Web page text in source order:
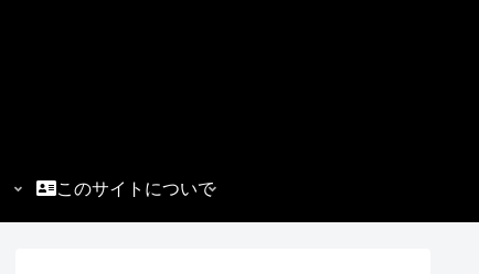
このサイトについて